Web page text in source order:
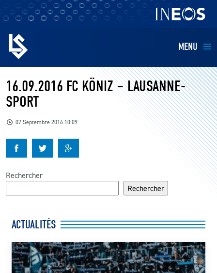
MENU
EQUIPES
BILLETTERIE
KIDS
CLUB
CONTACT
16.09.2016 FC KÖNIZ – LAUSANNE-
SPORT
07 Septembre 2016 10:09
Rechercher
Rechercher
ACTUALITÉS